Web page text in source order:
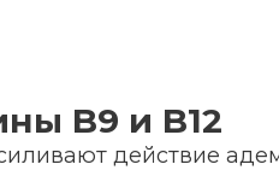
B9 и B12
действие